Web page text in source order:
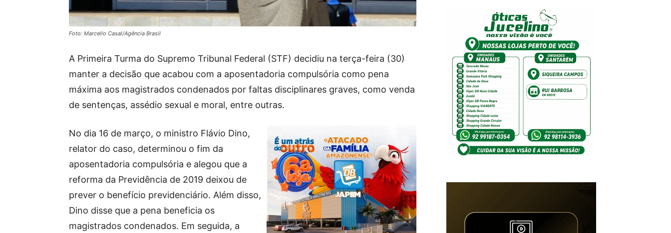
Foto: Marcello Casal/Agência Brasil
A Primeira Turma do Supremo Tribunal Federal (STF) decidiu na terça-feira (30)
manter a decisão que acabou com a aposentadoria compulsória como pena
máxima aos magistrados condenados por faltas disciplinares graves, como venda
de sentenças, assédio sexual e moral, entre outras.
No dia 16 de março, o ministro Flávio Dino,
relator do caso, determinou o fim da
aposentadoria compulsória e alegou que a
reforma da Previdência de 2019 deixou de
prever o benefício previdenciário. Além disso,
Dino disse que a pena beneficia os
magistrados condenados. Em seguida, a